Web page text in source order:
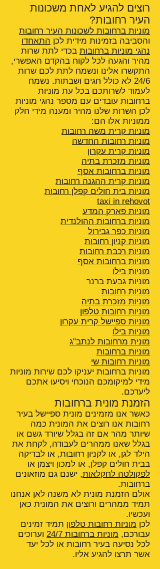
רוצים להגיע לאחת משכונות
העיר רחובות?
מוניות ברחובות לשכונות העיר רחובות
והסביבה בזמינות מידית לכן התאחדו
נהגי מוניות ברחובות בכדי לתת שרות
מהיר והגעה לכל לקוח בהקדם האפשרי,
התקשרו אלינו ונשמח לתת לכם שרות
24/6 לא כולל חגים ושבתות. נשמח
לעמוד לשרותכם בכל עת מוניות
ברחובות עובדים עם מספר נהגי מוניות
לכן השרות שלנו מהיר ומענה מידי חלק
ממוניות אלו הם:
מוניות קרית משה רחובות
מוניות רחובות החדשה
מוניות קרית עקרון
מוניות מזכרת בתיה
מוניות ברחובות אסף
מוניות קרית ההגנה רחובות
מוניות בית חולים קפלן רחובות
taxi in rehovot
מוניות פארק המדע
מוניות ברחובות ההולנדית
מוניות כפר גבירול
מוניות קניון רחובות
מוניות רכבת רחובות
מוניות ברחובות אסף
מוניות בילו
מוניות גבעת ברנר
מוניות רחובות
מוניות מזכרת בתיה
מוניות רחובות טלפון
מוניות ספיישל קרית עקרון
מוניות בילו
מונית מרחובות לנתב"ג
מוניות ברחובות
מוניות רחובות שי
מוניות ברחובות יעניקו לכם שירות מוניות
מידי למיקומכם הנוכחי ויסיעו אתכם
ליעדכם.
הזמנת מונית ברחובות
כאשר אנו מזמינים מונית ספיישל בעיר
רחובות אנו רוצים את המונית כמה
שיותר מהר אם זה בגלל שיורד גשם או
בגלל שאנו ממהרים לעבודה, לקחת את
הילד לגן, או לקניון רחובות, או לבדיקה
בבית חולים קפלן, או למכון ויצמן או
לפקולטה לחקלאות, ישנם גם מוזאונים
ברחובות.
אולם הזמנת מונית לא משנה לאן אנחנו
תמיד ממהרים ורוצים את המונית כאן
ועכשיו.
לכן מוניות רחובות טלפון תמיד זמינים
עבורכם, מוניות ברחובות 24/7
וערוכים
לכל נסיעה בעיר רחובות או לכל יעד
אשר תרצו להגיע אליו.